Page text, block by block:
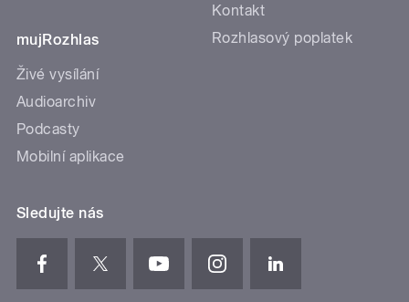
mujRozhlas
Živé vysílání
Audioarchiv
Podcasty
Mobilní aplikace
Kontakt
Rozhlasový poplatek
Sledujte nás